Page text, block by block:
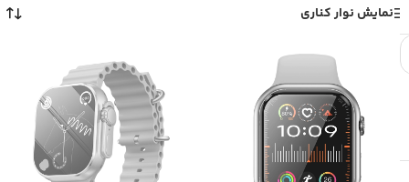
نمایش نوار کناری